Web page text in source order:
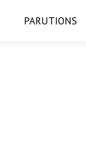
PARUTIONS